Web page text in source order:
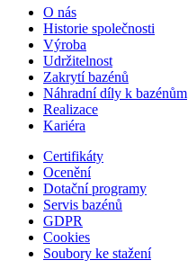
O nás
Historie společnosti
Výroba
Udržitelnost
Zakrytí bazénů
Náhradní díly k bazénům
Realizace
Kariéra
Certifikáty
Ocenění
Dotační programy
Servis bazénů
GDPR
Cookies
Soubory ke stažení